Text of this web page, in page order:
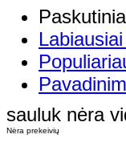
sauluk nėra
Nėra prekeivių